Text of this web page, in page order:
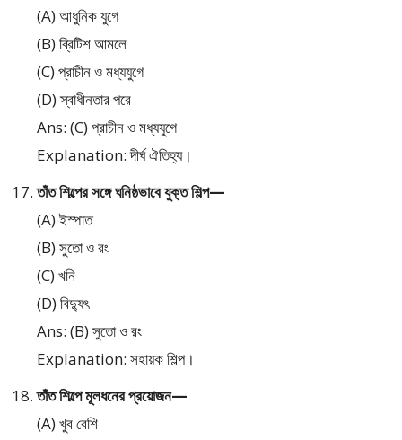
(A) আধুনিক যুগে
(B) ব্রিটিশ আমলে
(C) প্রাচীন ও মধ্যযুগে
(D) স্বাধীনতার পরে
Ans: (C) প্রাচীন ও মধ্যযুগে
Explanation: দীর্ঘ ঐতিহ্য।
তাঁত শিল্পের সঙ্গে ঘনিষ্ঠভাবে যুক্ত শিল্প—
(A) ইস্পাত
(B) সুতো ও রং
(C) খনি
(D) বিদ্যুৎ
Ans: (B) সুতো ও রং
Explanation: সহায়ক শিল্প।
তাঁত শিল্পে মূলধনের প্রয়োজন—
(A) খুব বেশি